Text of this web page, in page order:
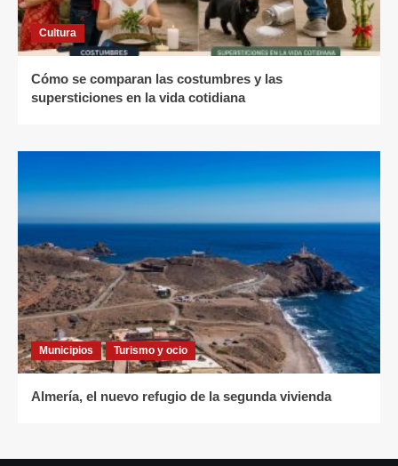
Cultura
Cómo se comparan las costumbres y las
supersticiones en la vida cotidiana
Municipios Turismo y ocio
Almería, el nuevo refugio de la segunda vivienda